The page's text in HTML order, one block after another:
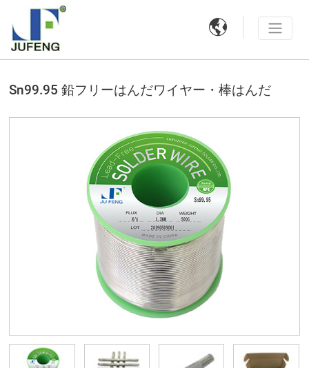

Sn99.95 鉛フリーはんだワイヤー・棒はんだ